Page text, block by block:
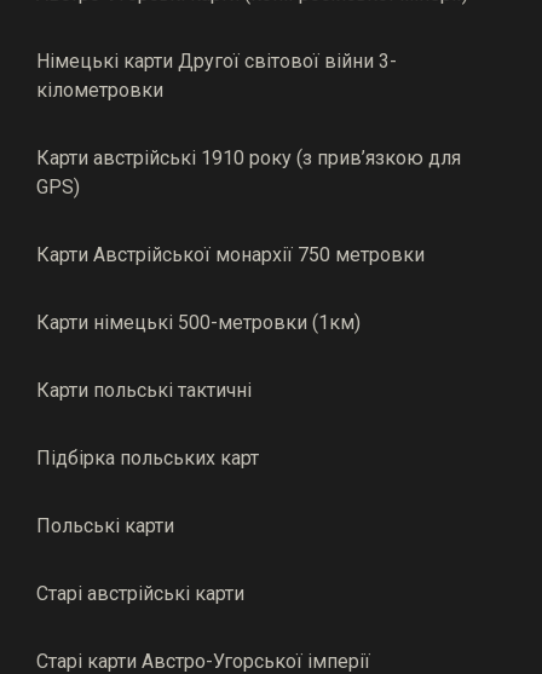
Німецькі карти Другої світової війни 3-
кілометровки
Карти австрійські 1910 року (з прив’язкою для
GPS)
Карти Австрійської монархії 750 метровки
Карти німецькі 500-метровки (1км)
Карти польські тактичні
Підбірка польських карт
Польські карти
Старі австрійські карти
Старі карти Австро-Угорської імперії